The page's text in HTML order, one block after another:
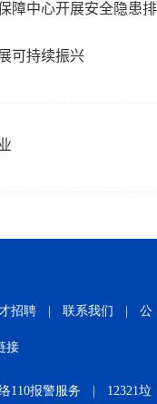
障中心开展安全隐患
可持续振兴